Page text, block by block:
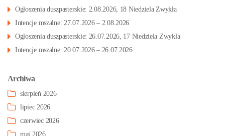
Ogłoszenia duszpasterskie: 2.08.2026, 18 Niedziela Zwykła
Intencje mszalne: 27.07.2026 – 2.08.2026
Ogłoszenia duszpasterskie: 26.07.2026, 17 Niedziela Zwykła
Intencje mszalne: 20.07.2026 – 26.07.2026
Archiwa
sierpień 2026
lipiec 2026
czerwiec 2026
maj 2026